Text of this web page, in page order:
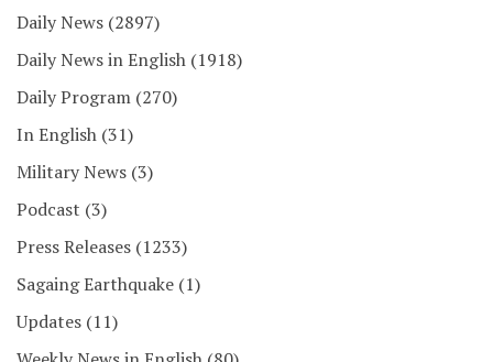
Daily News (2897)
Daily News in English (1918)
Daily Program (270)
In English (31)
Military News (3)
Podcast (3)
Press Releases (1233)
Sagaing Earthquake (1)
Updates (11)